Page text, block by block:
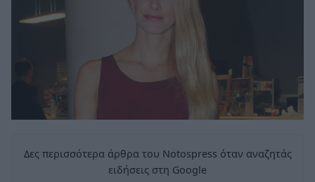
Δες περισσότερα άρθρα του Notospress όταν αναζητάς
ειδήσεις στη Google